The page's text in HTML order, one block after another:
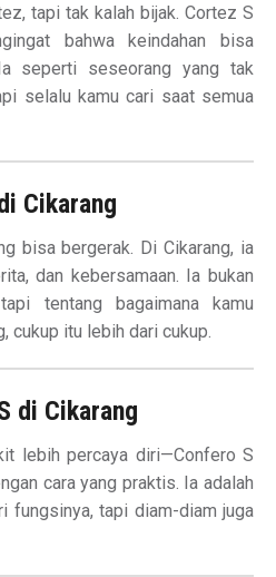
tapi tak kalah bijak. Cortez S
bahwa keindahan bisa
seperti seseorang yang tak
selalu kamu cari saat semua
Cikarang
bisa bergerak. Di Cikarang, ia
dan kebersamaan. Ia bukan
tentang bagaimana kamu
cukup itu lebih dari cukup.
di Cikarang
lebih percaya diri—Confero S
cara yang praktis. Ia adalah
fungsinya, tapi diam-diam juga